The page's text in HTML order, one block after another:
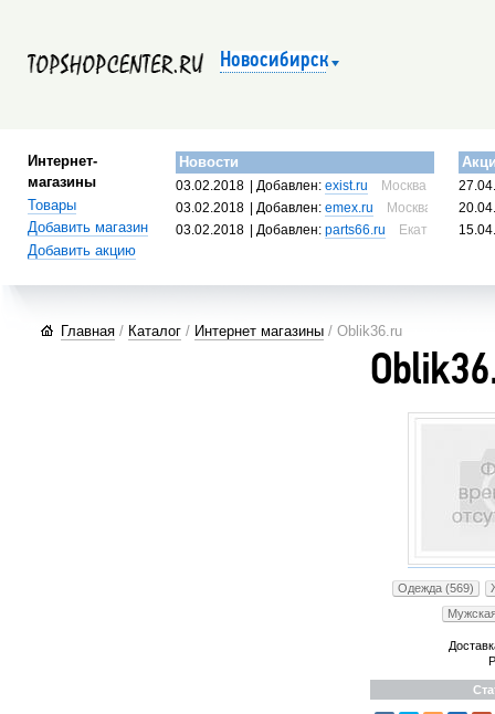
Новосибирск
Интернет-
магазины
Товары
Добавить магазин
Добавить акцию
Новости
03.02.2018 | Добавлен:exist.ru
Москва, Россия
03.02.2018
| Добавлен:emex.ru
Москва, Россия
03.02.2018
| Добавлен:parts66.ru Екатеринбург,
Главная / Каталог / Интернет магазины / Oblik36.ru
Одежда (569)